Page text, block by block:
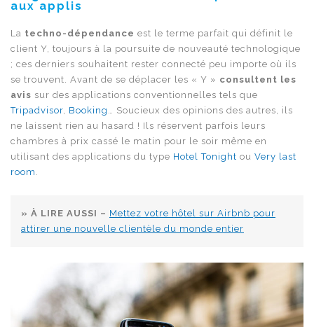
aux applis
La techno-dépendance est le terme parfait qui définit le
client Y, toujours à la poursuite de nouveauté technologique
; ces derniers souhaitent rester connecté peu importe où ils
se trouvent. Avant de se déplacer les « Y » consultent les
avis sur des applications conventionnelles tels que
Tripadvisor Booking
… Soucieux des opinions des autres, ils
ne laissent rien au hasard ! Ils réservent parfois leurs
chambres à prix cassé le matin pour le soir même en
utilisant des applications du type Hotel Tonight ou Very last
room
» À LIRE AUSSI – Mettez votre hôtel sur Airbnb pour
attirer une nouvelle clientèle du monde entier